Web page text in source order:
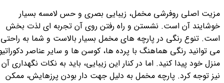
مزیت اصلی روفرشی مخمل، زیبایی بصری و حس لامسه بسیار
خوشایند آن است. نشستن و راه رفتن روی آن تجربه ای لذت بخش
است. تنوع رنگی در پارچه های مخمل بسیار بالاست و شما به راحتی
می توانید رنگی هماهنگ با پرده ها، کوسن ها و سایر عناصر
منزل خود پیدا کنید. اما در کنار این زیبایی، باید به نکات نگهداری آن
نیز توجه کرد. پارچه مخمل به دلیل جهت دار بودن پرزهایش، ممکن